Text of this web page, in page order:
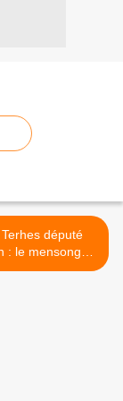
député
: le mensonge
covid ! Virginie